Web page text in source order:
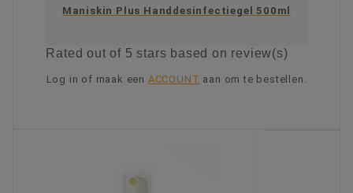
Maniskin Plus Handdesinfectiegel 500ml
Ratedout of 5 stars based on review(s)
Log in of maak een ACCOUNT aan om te bestellen.